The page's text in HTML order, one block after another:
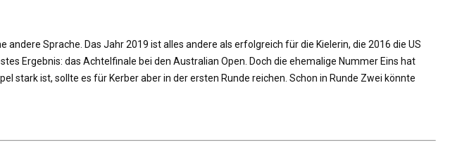
Sprache. Das Jahr 2019 ist alles andere als erfolgreich für die Kielerin, die 2016 die US
Ergebnis: das Achtelfinale bei den Australian Open. Doch die ehemalige Nummer Eins hat
stark ist, sollte es für Kerber aber in der ersten Runde reichen. Schon in Runde Zwei könnte